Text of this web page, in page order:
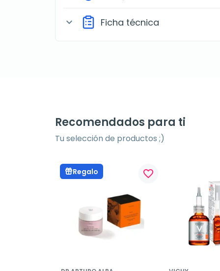
expand_more Ficha técnica
Recomendados para ti
Tu selección de productos ;)
Regalo favorite_border